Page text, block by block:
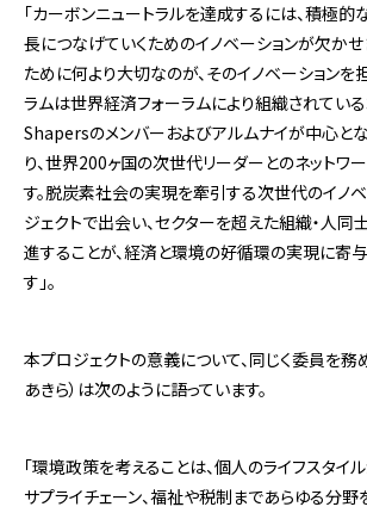
「カーボンニュートラルを達成するには、積極
長につなげていくためのイノベーションが欠かせ
ために何より大切なのが、そのイノベーションを
ラムは世界経済フォーラムにより組織されてい
Shapersのメンバーおよびアルムナイが中心と
り、世界200ヶ国の次世代リーダーとのネットワ
す。脱炭素社会の実現を牽引する次世代のイノ
ジェクトで出会い、セクターを超えた組織・人
進することが、経済と環境の好循環の実現に寄
す」。
本プロジェクトの意義について、同じく委員を務
あきら）は次のように語っています。
「環境政策を考えることは、個人のライフスタイ
サプライチェーン、福祉や税制まであらゆる分